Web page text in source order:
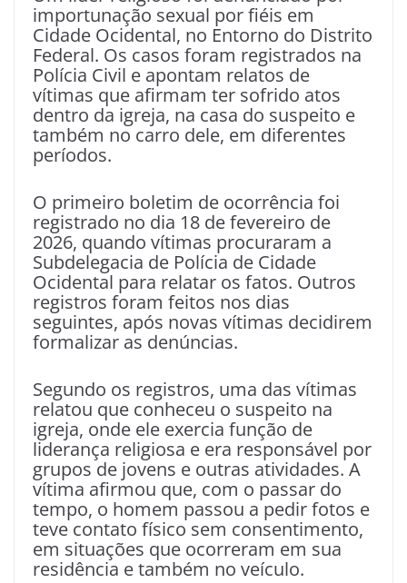
importunação sexual por fiéis em
Cidade Ocidental, no Entorno do Distrito
Federal. Os casos foram registrados na
Polícia Civil e apontam relatos de
vítimas que afirmam ter sofrido atos
dentro da igreja, na casa do suspeito e
também no carro dele, em diferentes
períodos.
O primeiro boletim de ocorrência foi
registrado no dia 18 de fevereiro de
2026, quando vítimas procuraram a
Subdelegacia de Polícia de Cidade
Ocidental para relatar os fatos. Outros
registros foram feitos nos dias
seguintes, após novas vítimas decidirem
formalizar as denúncias.
Segundo os registros, uma das vítimas
relatou que conheceu o suspeito na
igreja, onde ele exercia função de
liderança religiosa e era responsável por
grupos de jovens e outras atividades. A
vítima afirmou que, com o passar do
tempo, o homem passou a pedir fotos e
teve contato físico sem consentimento,
em situações que ocorreram em sua
residência e também no veículo.